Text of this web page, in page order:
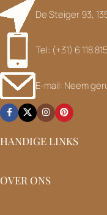
De Steiger 93,
Tel: (+31) 6
E-mail: Neem
HANDIGE LINKS
OVER ONS